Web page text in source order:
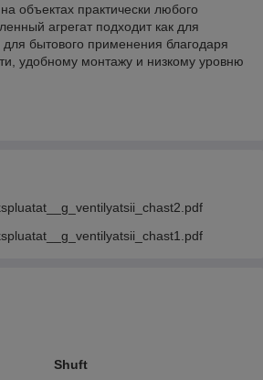
объектах практически любого
агрегат подходит как для
бытового применения благодаря
удобному монтажу и низкому уровню
Shuft